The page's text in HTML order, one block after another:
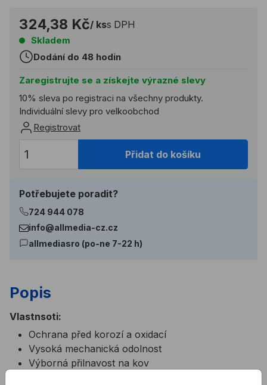
324,38 Kč/ kss DPH
Skladem
Dodání do 48 hodin
Zaregistrujte se a získejte výrazné slevy
10% sleva po registraci na všechny produkty.
Individuální slevy pro velkoobchod
Registrovat
Přidat do košíku
Potřebujete poradit?
724 944 078
info@allmedia-cz.cz
allmediasro (po-ne 7-22 h)
Popis
Vlastnsoti:
Ochrana před korozí a oxidací
Vysoká mechanická odolnost
Výborná přilnavost na kov